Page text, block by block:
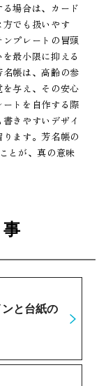
場合は、カード
でも扱いやす
プレートの冒頭
最小限に抑える
帳は、高齢の参
与え、その安心
トを自作する際
きやすいデザイ
ます。芳名帳の
とが、真の意味
と台紙の